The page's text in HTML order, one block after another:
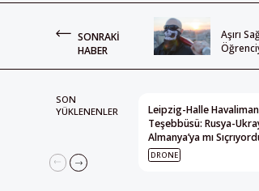
SONRAKI
HABER
Aşırı
SON
YÜKLENENLER
Leipzig-Halle
Teşebbüsü: Rusya-
Almanya’ya mı
DRONE